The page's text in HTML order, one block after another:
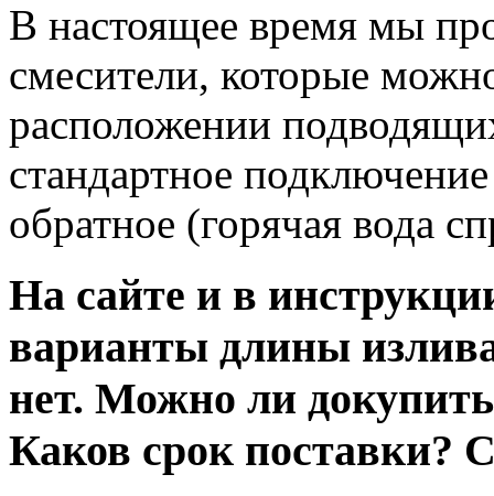
В настоящее время мы
смесители, которые
расположении
стандартное
обратное (горячая вода
На сайте и в
варианты длины
нет. Можно ли
Каков срок поставки?